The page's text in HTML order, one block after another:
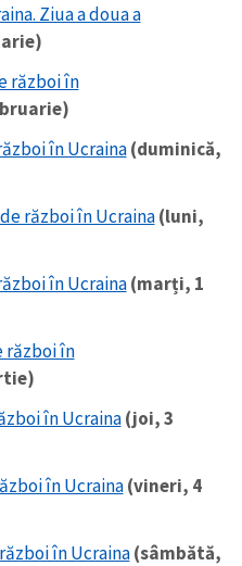
Ziua a doua a
război în
în Ucraina(duminică,
război în Ucraina(luni,
în Ucraina(marți, 1
război în
în Ucraina(joi, 3
în Ucraina(vineri, 4
în Ucraina(sâmbătă,